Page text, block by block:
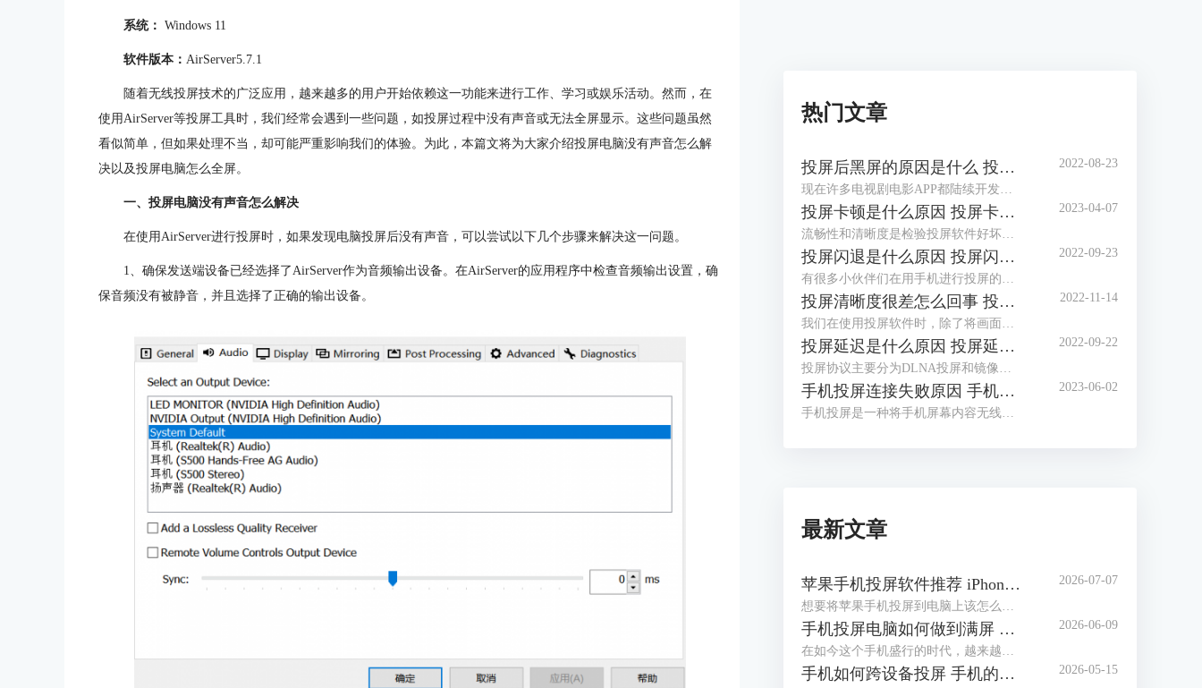
系统： Windows 11
软件版本： AirServer5.7.1
随着无线投屏技术的广泛应用，越来越多的用户开始依赖这一功能来进行工作、学习或娱乐活动。然而，在
使用AirServer等投屏工具时，我们经常会遇到一些问题，如投屏过程中没有声音或无法全屏显示。这些问题虽然
看似简单，但如果处理不当，却可能严重影响我们的体验。为此，本篇文将为大家介绍投屏电脑没有声音怎么解
决以及投屏电脑怎么全屏。
一、投屏电脑没有声音怎么解决
在使用AirServer进行投屏时，如果发现电脑投屏后没有声音，可以尝试以下几个步骤来解决这一问题。
1、确保发送端设备已经选择了AirServer作为音频输出设备。在AirServer的应用程序中检查音频输出设置，确
保音频没有被静音，并且选择了正确的输出设备。
热门文章
投屏后黑屏的原因是什么 投屏后黑屏怎么办
现在许多电视剧电影APP都陆续开发了DLNA投屏功能，可以通过内置的投屏功能将电视剧投送到电脑、电视上播放，不过依旧有一些APP还没有此项功能，针对此类软件，大家可以通过第三方投屏软件进行投屏。当然这种方式也相对比较容易出问题，比如投屏后黑屏，那么大家知道投屏后黑屏的原因是什么，投屏后黑屏怎么办吗？
2022-08-23
投屏卡顿是什么原因 投屏卡顿怎么处理
流畅性和清晰度是检验投屏软件好坏的重要标准，流畅性与网络配置有关，清晰度则与分辨率的设置有关。今天，小编就以投屏卡顿是什么原因，投屏卡顿怎么处理这两个问题为例，带大家来了解一下，如何处理手机投屏过程中出现的卡顿现象。
2023-04-07
投屏闪退是什么原因 投屏闪退怎么办
有很多小伙伴们在用手机进行投屏的时候都会发生投屏闪退问题，有在投屏连接上瞬间闪退的，也有在使用到一半时才闪退的，下面就通过本篇文章，向大家介绍一下投屏闪退是什么原因，投屏闪退怎么办。
2022-09-23
投屏清晰度很差怎么回事 投屏清晰度怎么设置
我们在使用投屏软件时，除了将画面的整体尺寸放大外，还需要保证一定的清晰度。如果画面过于模糊，那投屏就毫无价值了。今天，小编就为大家讲解一下，手机投屏清晰度方面的知识，主要内容包括投屏清晰度很差怎么回事，投屏清晰度怎么设置这两个问题。
2022-11-14
投屏延迟是什么原因 投屏延迟怎么解决
投屏协议主要分为DLNA投屏和镜像投屏两种，前者将视频链接推送到其他客户端进行投屏播放，后者采用镜像模式，推送手机端的画面，涉及到手机性能、网速、投屏软件和电脑性能等方面，更容易产生投屏延迟。下面本文就来介绍下投屏延迟是什么原因，投屏延迟怎么解决。
2022-09-22
手机投屏连接失败原因 手机投屏连接不上怎么办
手机投屏是一种将手机屏幕内容无线传输到电视、电脑或其他设备的功能，它可以让你在大屏幕上享受手机上的视频、游戏、照片等。但是，有时候你可能会遇到手机投屏连接失败的问题，导致无法正常使用这项功能。那么，手机投屏连接失败的原因有哪些呢？手机投屏连接不上怎么办呢？本文将为你介绍一些常见的原因和解决方法。
2023-06-02
最新文章
苹果手机投屏软件推荐 iPhone投屏到电脑怎么做
想要将苹果手机投屏到电脑上该怎么办？在日常生活中，我们常常想把手机上的精彩内容投屏在电脑上，与家人朋友一起分享。电脑屏幕不仅比手机屏幕大，而且投屏效果和音效也比手机强。下面就为大家介绍苹果手机投屏软件推荐，iPhone投屏到电脑怎么做的相关内容。
2026-07-07
手机投屏电脑如何做到满屏 手机投屏电脑后怎么使用键盘
在如今这个手机盛行的时代，越来越多的人选择使用手机和朋友一起玩游戏或追剧，奈何手机屏幕太小实在难以尽兴，手机投屏的出现解决了屏幕小的难题。今天和大家介绍下手机投屏电脑如何做到满屏，手机投屏电脑后怎么使用键盘的相关内容。
2026-06-09
手机如何跨设备投屏 手机的屏幕怎么在电脑上播放 2026-05-15